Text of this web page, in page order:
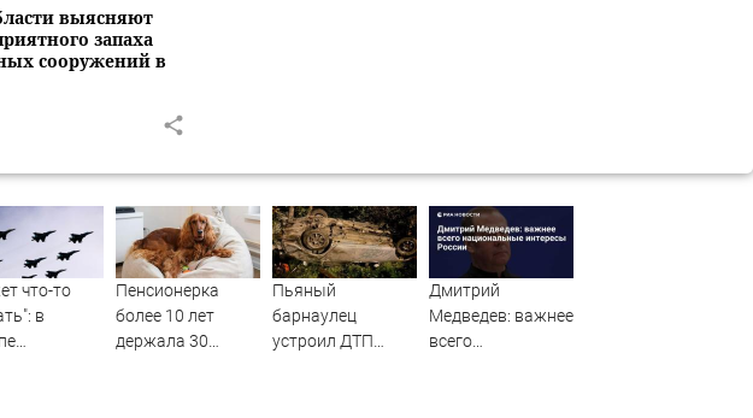
выясняют
запаха
сооружений в
что-то
в
Пенсионерка
более 10 лет
держала 30
Пьяный
барнаулец
устроил ДТП
Дмитрий
Медведев: важнее
всего